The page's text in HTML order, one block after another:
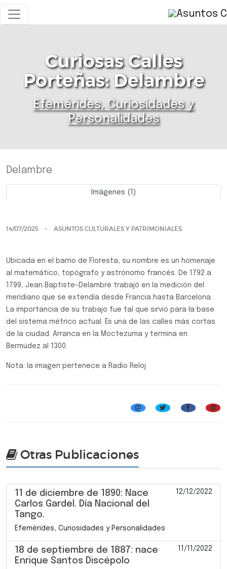
Curiosas Calles
Porteñas: Delambre
Efemérides, Curiosidades y
Personalidades
Delambre
Imágenes (1)
14/07/2025 ASUNTOS CULTURALES Y PATRIMONIALES
Ubicada en el barrio de Floresta, su nombre es un homenaje
al matemático, topógrafo y astrónomo francés. De 1792 a
1799, Jean Baptiste-Delambre trabajó en la medición del
meridiano que se extendía desde Francia hasta Barcelona.
La importancia de su trabajo fue tal que sirvió para la base
del sistema métrico actual. Es una de las calles más cortas
de la ciudad. Arranca en la Moctezuma y termina en
Bermúdez al 1300.
Nota: la imagen pertenece a Radio Reloj
Otras Publicaciones
11 de diciembre de 1890: Nace
Carlos Gardel. Día Nacional del
Tango.
12/12/2022
Efemérides, Curiosidades y Personalidades
18 de septiembre de 1887: nace
Enrique Santos Discépolo
11/11/2022